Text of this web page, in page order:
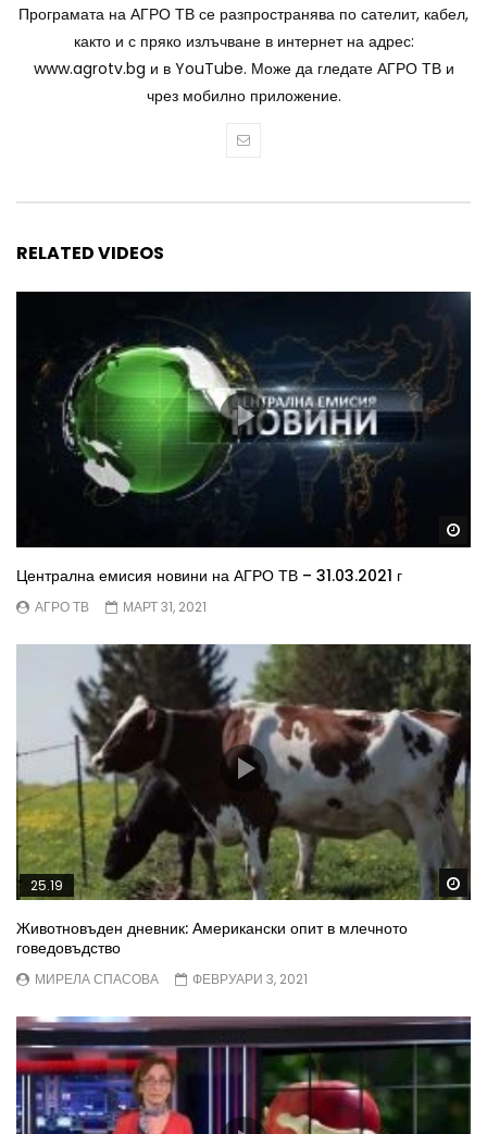
Програмата на АГРО ТВ се разпространява по сателит, кабел,
както и с пряко излъчване в интернет на адрес:
www.agrotv.bg и в YouTube. Може да гледате АГРО ТВ и
чрез мобилно приложение.
RELATED VIDEOS
Централна емисия новини на АГРО ТВ – 31.03.2021 г
АГРО ТВ МАРТ 31, 2021
25.19
Животновъден дневник: Американски опит в млечното
говедовъдство
МИРЕЛА СПАСОВА ФЕВРУАРИ 3, 2021